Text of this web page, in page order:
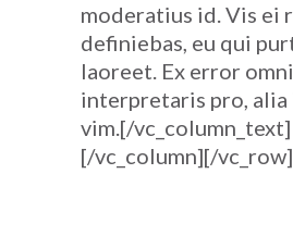
moderatius id. Vis ei
definiebas, eu qui
laoreet. Ex error
interpretaris pro, alia
vim.[/vc_column_text]
[/vc_column][/